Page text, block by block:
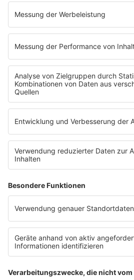
PROGRAMM
Mit den Waffeln einer Frau
SERVICE
Empfang
barba radio App
Impressum
Datenschutz Facebook & Instagram
Datenschutzeinstellungen
Clubbedingungen
Werbung schalten
Waffel-Werbepartner
80s80s.de
90s90s.de
Schlagerplanetradio.com
1deutsch.de
WEIHNACHTSMUSIK.FM